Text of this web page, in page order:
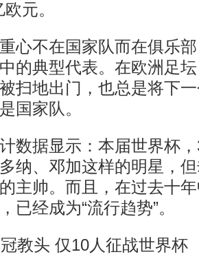
元。
不在国家队而在俱乐部
的典型代表。在欧洲足
扫地出门，也总是将下
国家队。
据显示：本届世界杯，
纳、邓加这样的明星，
主帅。而且，在过去十
已经成为“流行趋势”。
头 仅10人征战世界杯